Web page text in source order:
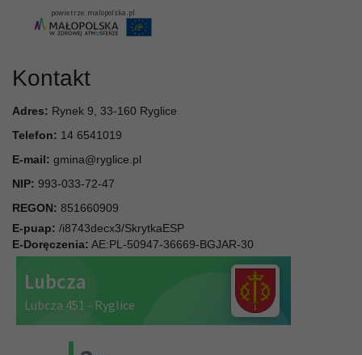
Kontakt
Adres: Rynek 9, 33-160 Ryglice
Telefon: 14 6541019
E-mail: gmina@ryglice.pl
NIP: 993-033-72-47
REGON: 851660909
E-puap: /i8743decx3/SkrytkaESP
E-Doręczenia: AE:PL-50947-36669-BGJAR-30